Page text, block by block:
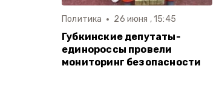
Политика 26 июня , 15:45
Губкинские депутаты-
единороссы провели
мониторинг безопасности